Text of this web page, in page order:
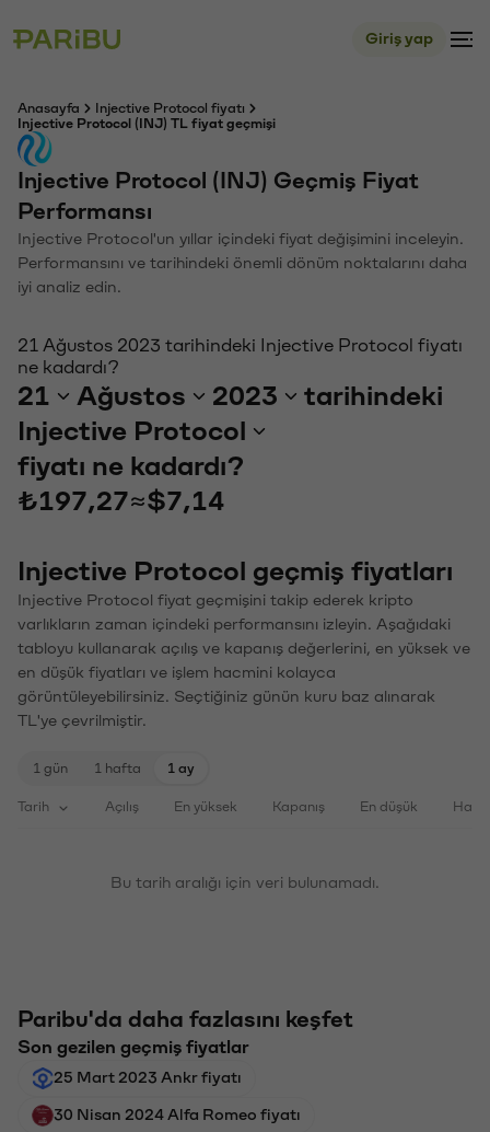
Giriş yap
Anasayfa
Injective Protocol fiyatı
Injective Protocol (INJ) TL fiyat geçmişi
Injective Protocol (INJ) Geçmiş Fiyat
Performansı
Injective Protocol'un yıllar içindeki fiyat değişimini inceleyin.
Performansını ve tarihindeki önemli dönüm noktalarını daha
iyi analiz edin.
21 Ağustos 2023 tarihindeki Injective Protocol fiyatı
ne kadardı?
21 Ağustos 2023
tarihindeki
Injective Protocol
fiyatı ne kadardı?
₺197,27≈$7,14
Injective Protocol geçmiş fiyatları
Injective Protocol fiyat geçmişini takip ederek kripto
varlıkların zaman içindeki performansını izleyin. Aşağıdaki
tabloyu kullanarak açılış ve kapanış değerlerini, en yüksek ve
en düşük fiyatları ve işlem hacmini kolayca
görüntüleyebilirsiniz. Seçtiğiniz günün kuru baz alınarak
TL'ye çevrilmiştir.
1 gün 1 hafta 1 ay
Tarih Açılış En yüksek Kapanış En düşük
Bu tarih aralığı için veri bulunamadı.
Paribu'da daha fazlasını keşfet
Son gezilen geçmiş fiyatlar
25 Mart 2023 Ankr fiyatı
30 Nisan 2024 Alfa Romeo fiyatı